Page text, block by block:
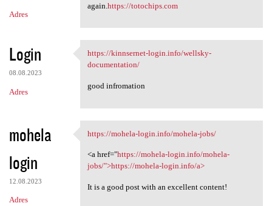
Adres
again. https://totochips.com
Login
08.08.2023
Adres
https://kinnsernet-login.info
https://kinnsernet-login.info/wellsky-
documentation/
good infromation
mohela
login
12.08.2023
Adres
https://mohela-login.info
https://mohela-login.info/mohela-jobs/
<a href="https://mohela-login.info/mohela-
jobs/">https://mohela-login.info/a>
It is a good post with an excellent content!